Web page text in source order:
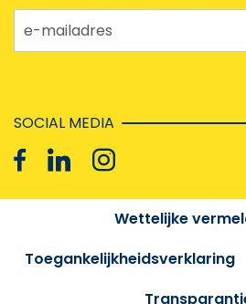
e-mailadres
SOCIAL MEDIA
Wettelijke
Toegankelijkheidsverklaring